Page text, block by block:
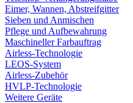
Eimer, Wannen, Abstreifgitter
Sieben und Anmischen
Pflege und Aufbewahrung
Maschineller Farbauftrag
Airless-Technologie
LEOS-System
Airless-Zubehör
HVLP-Technologie
Weitere Geräte